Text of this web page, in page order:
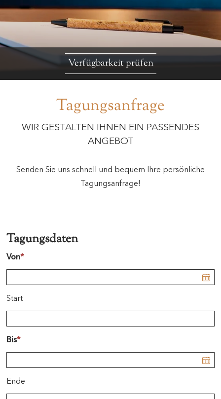
Verfügbarkeit prüfen
Tagungsanfrage
WIR GESTALTEN IHNEN EIN PASSENDES
ANGEBOT
Senden Sie uns schnell und bequem Ihre persönliche
Tagungsanfrage!
Tagungsdaten
Von*
Start
Bis*
Ende